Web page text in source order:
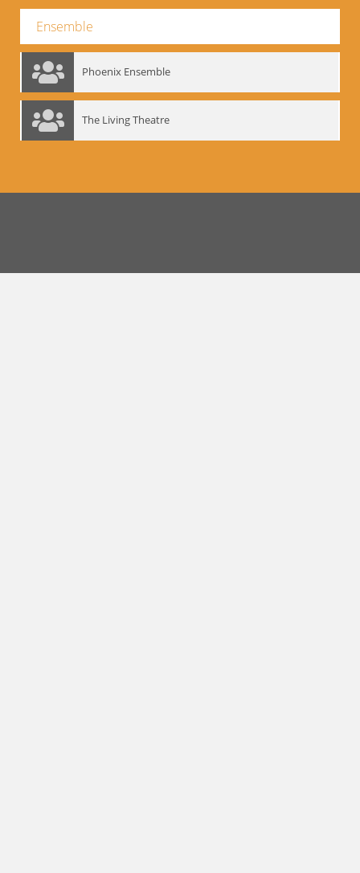
Ensemble
Phoenix Ensemble
The Living Theatre